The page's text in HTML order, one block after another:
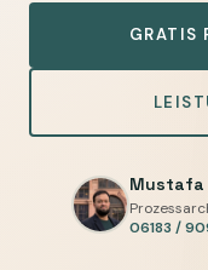
GRATIS
Mustafa
06183 /